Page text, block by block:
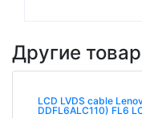
Другие
LCD LVDS cable
DDFL6ALC110) FL6